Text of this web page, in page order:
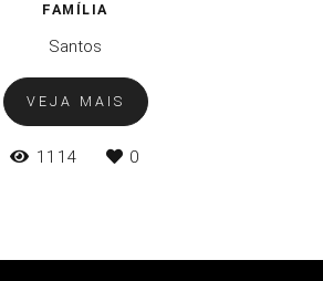
FAMÍLIA
Santos
VEJA MAIS
1114 0